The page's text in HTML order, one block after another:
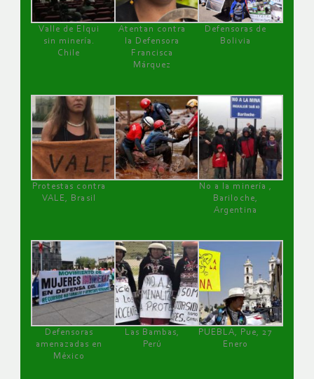
Valle de Elqui
sin minería.
Chile
Atentan contra
la Defensora
Francisca
Márquez
Defensoras de
Bolivia
Protestas contra
VALE, Brasil
No a la minería ,
Bariloche,
Argentina
Defensoras
amenazadas en
México
Las Bambas,
Perú
PUEBLA, Pue, 27
Enero